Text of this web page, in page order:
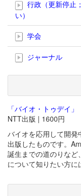
行政（更新停止
い）
学会
ジャーナル
「バイオ・トゥデイ」
NTT出版 | 1600円
バイオを応用して開
出版したものです。
誕生までの道のりなど
について知りたい方に